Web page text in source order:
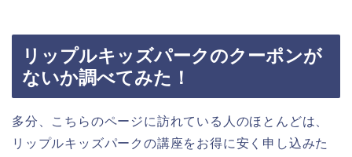
リップルキッズパークのクーポンが
ないか調べてみた！
多分、こちらのページに訪れている人のほとんどは、
リップルキッズパークの講座をお得に安く申し込みた